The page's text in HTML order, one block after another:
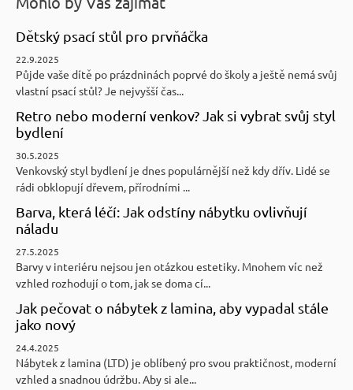
Dětský psací stůl pro prvňáčka
22.9.2025
Půjde vaše dítě po prázdninách poprvé do školy a ještě nemá svůj
vlastní psací stůl? Je nejvyšší čas...
Retro nebo moderní venkov? Jak si vybrat svůj styl
bydlení
30.5.2025
Venkovský styl bydlení je dnes populárnější než kdy dřív. Lidé se
rádi obklopují dřevem, přírodními ...
Barva, která léčí: Jak odstíny nábytku ovlivňují
náladu
27.5.2025
Barvy v interiéru nejsou jen otázkou estetiky. Mnohem víc než
vzhled rozhodují o tom, jak se doma cí...
Jak pečovat o nábytek z lamina, aby vypadal stále
jako nový
24.4.2025
Nábytek z lamina (LTD) je oblíbený pro svou praktičnost, moderní
vzhled a snadnou údržbu. Aby si ale...